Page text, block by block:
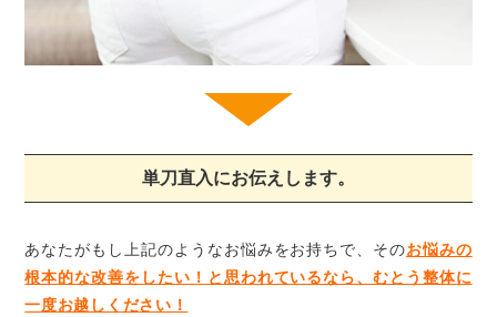
単刀直入にお伝えします。
あなたがもし上記のようなお悩みをお持ちで、そのお悩みの
根本的な改善をしたい！と思われているなら、むとう整体に
一度お越しください！